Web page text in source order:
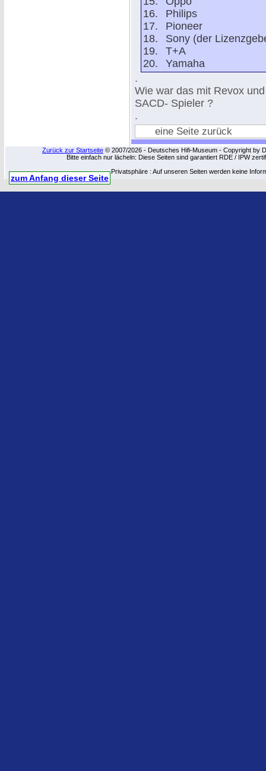
Philips
Pioneer
Sony (der
T+A
Yamaha
.
Wie war das mit Revox
SACD- Spieler ?
.
eine Seite zurück
Zurück zur Startseite © 2007/2026 - Deutsches Hifi-Museum - Copyright by
Bitte einfach nur lächeln: Diese Seiten sind garantiert RDE / IPW
Privatsphäre : Auf unseren Seiten werden keine
zum Anfang dieser Seite